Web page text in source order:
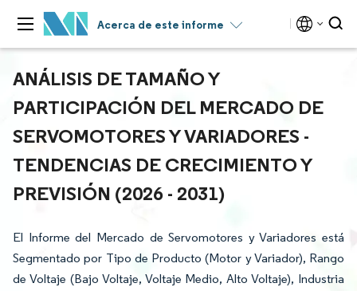
Acerca de este informe
ANÁLISIS DE TAMAÑO Y
PARTICIPACIÓN DEL MERCADO DE
SERVOMOTORES Y VARIADORES -
TENDENCIAS DE CRECIMIENTO Y
PREVISIÓN (2026 - 2031)
El Informe del Mercado de Servomotores y Variadores está
Segmentado por Tipo de Producto (Motor y Variador), Rango
de Voltaje (Bajo Voltaje, Voltaje Medio, Alto Voltaje), Industria